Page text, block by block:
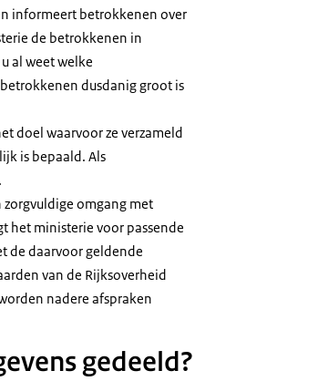
informeert betrokkenen over
de betrokkenen in
al weet welke
dusdanig groot is
doel waarvoor ze verzameld
is bepaald. Als
omgang met
het ministerie voor passende
de daarvoor geldende
van de Rijksoverheid
nadere afspraken
gedeeld?